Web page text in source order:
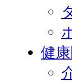
健